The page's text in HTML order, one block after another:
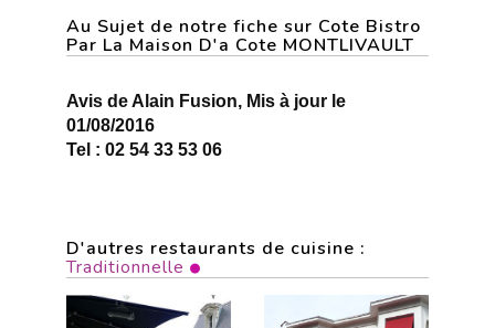
Au Sujet de notre fiche sur Cote Bistro
Par La Maison D'a Cote MONTLIVAULT
Avis de Alain Fusion, Mis à jour le
01/08/2016
Tel : 02 54 33 53 06
D'autres restaurants de cuisine :
Traditionnelle